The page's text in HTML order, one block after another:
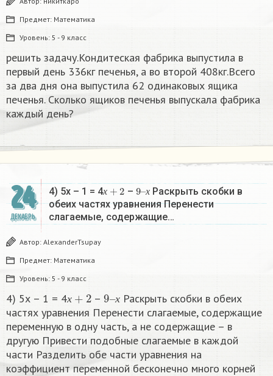
Предмет: Математика
Уровень: 5 - 9 класс
решить задачу.Кондитеская фабрика выпустила в
первый день 336кг печенья, а во второй 408кг.Всего
за два дня она выпустила 62 одинаковых ящика
печенья. Сколько ящиков печенья выпускала фабрика
каждый день?
24
ДЕКАБРЬ
4) 5х – 1 = 4х
х+2 – х
9–
х
Раскрыть скобки в
обеих частях уравнения Перенести
слагаемые, содержащие…
Автор: AlexanderTsupay
Предмет: Математика
Уровень: 5 - 9 класс
4) 5х – 1 = 4х – х
9
х
Раскрыть скобки в обеих
частях уравнения Перенести слагаемые, содержащие
переменную в одну часть, а не содержащие – в
другую Привести подобные слагаемые в каждой
части Разделить обе части уравнения на
коэффициент переменной бесконечно много корней​